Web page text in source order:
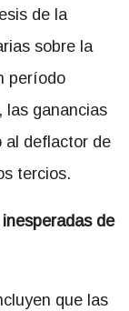
de la
sobre la
período
las ganancias
al deflactor de
tercios.
de
que las